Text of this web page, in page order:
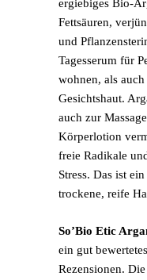
ergiebiges Bio-
Fettsäuren,
und
Tagesserum für
wohnen, als
Gesichtshaut.
auch zur
Körperlotion
freie Radikale
Stress. Das ist
trockene, reife
So’Bio Etic
ein gut
Rezensionen.